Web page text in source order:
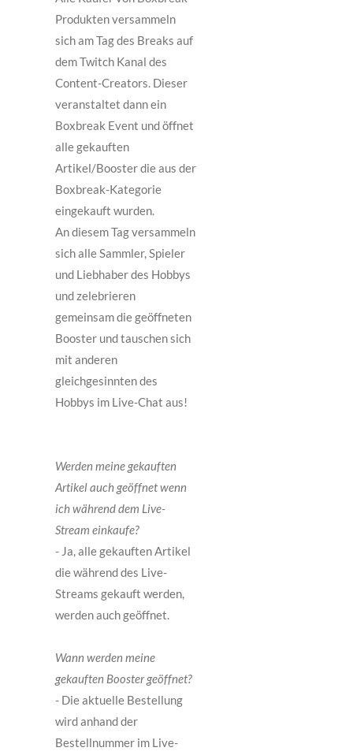
Produkten versammeln
sich am Tag des Breaks auf
dem Twitch Kanal des
Content-Creators. Dieser
veranstaltet dann ein
Boxbreak Event und öffnet
alle gekauften
Artikel/Booster die aus der
Boxbreak-Kategorie
eingekauft wurden.
An diesem Tag versammeln
sich alle Sammler, Spieler
und Liebhaber des Hobbys
und zelebrieren
gemeinsam die geöffneten
Booster und tauschen sich
mit anderen
gleichgesinnten des
Hobbys im Live-Chat aus!
Werden meine gekauften
Artikel auch geöffnet wenn
ich während dem Live-
Stream einkaufe?
- Ja, alle gekauften Artikel
die während des Live-
Streams gekauft werden,
werden auch geöffnet.
Wann werden meine
gekauften Booster geöffnet?
- Die aktuelle Bestellung
wird anhand der
Bestellnummer im Live-